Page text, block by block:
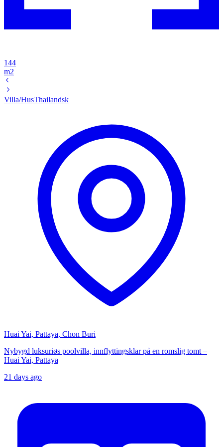
144
m2
Villa/HusThailandsk
Huai Yai, Pattaya, Chon Buri
Nybygd luksuriøs poolvilla, innflyttingsklar på en romslig tomt –
Huai Yai, Pattaya
21 days ago